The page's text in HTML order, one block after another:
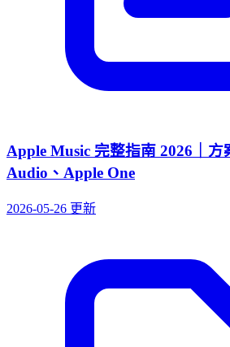
Apple Music 完整指南 2026｜
Audio、Apple One
2026-05-26 更新